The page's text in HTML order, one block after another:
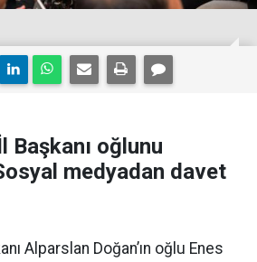
Başkanı oğlunu
medyadan davet
Alparslan Doğan’ın oğlu Enes